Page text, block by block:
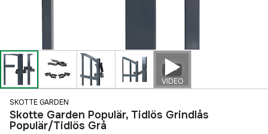
VIDEO
SKOTTE GARDEN
Skotte Garden Populär, Tidlös Grindlås
Populär/Tidlös Grå